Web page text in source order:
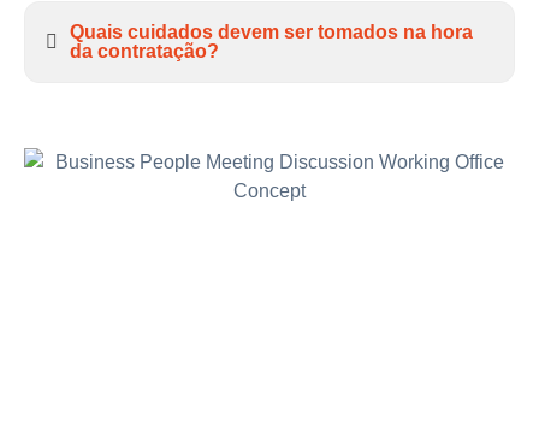
Quais cuidados devem ser tomados na hora
da contratação?